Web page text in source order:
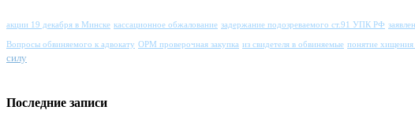
акции 19 декабря в Минске кассационное обжалование задержание подозреваемого ст.91 УПК РФ
Вопросы обвиняемого к адвокату ОРМ проверочная закупка из свидетеля в обвиняемые понятие
силу
Последние записи